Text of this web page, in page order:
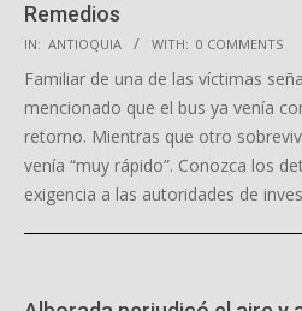
Remedios
2025-
12-
15
IN: ANTIOQUIA WITH: 0 COMMENTS
Familiar de una de las víctimas
mencionado que el bus ya venía
retorno. Mientras que otro
venía “muy rápido”. Conozca los
exigencia a las autoridades de